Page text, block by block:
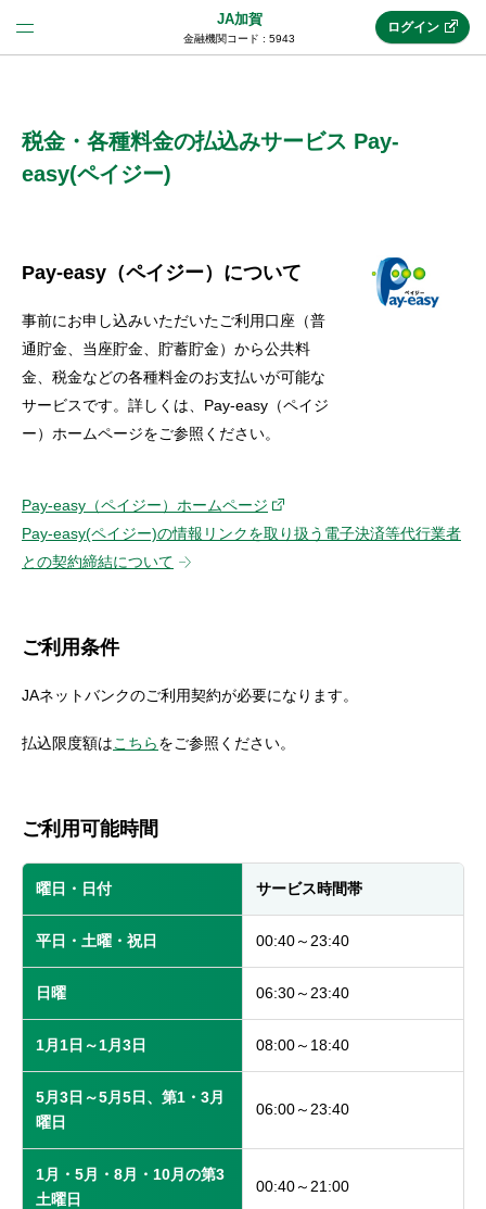
JA加賀
金融機関コード : 5943
(法人JAネットバンク)
機能・サービス
セキュリティ
使い方
困った時は
ログイン
税金・各種料金の払込みサービス Pay-
easy(ペイジー)
Pay-easy（ペイジー）について
事前にお申し込みいただいたご利用口座（普
通貯金、当座貯金、貯蓄貯金）から公共料
金、税金などの各種料金のお支払いが可能な
サービスです。詳しくは、Pay-easy（ペイジ
ー）ホームページをご参照ください。
Pay-easy（ペイジー）ホームページ
Pay-easy(ペイジー)の情報リンクを取り扱う電子決済等代行業者
との契約締結について
ご利用条件
JAネットバンクのご利用契約が必要になります。
払込限度額はこちらをご参照ください。
ご利用可能時間
曜日・日付 サービス時間帯
平日・土曜・祝日 00:40～23:40
日曜 06:30～23:40
1月1日～1月3日 08:00～18:40
5月3日～5月5日、第1・3月
曜日
06:00～23:40
1月・5月・8月・10月の第3
土曜日
00:40～21:00